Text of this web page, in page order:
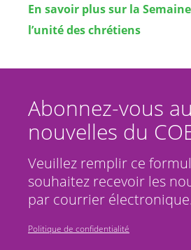
En savoir plus sur la
l’unité des chrétiens
Abonnez-vous
nouvelles du
Veuillez remplir ce
souhaitez recevoir les
par courrier électronique.
Politique de confidentialité